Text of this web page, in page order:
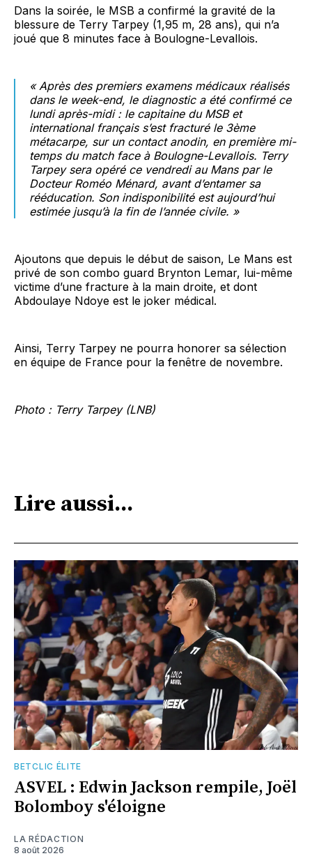
Dans la soirée, le MSB a confirmé la gravité de la
blessure de Terry Tarpey (1,95 m, 28 ans), qui n’a
joué que 8 minutes face à Boulogne-Levallois.
« Après des premiers examens médicaux réalisés
dans le week-end, le diagnostic a été confirmé ce
lundi après-midi : le capitaine du MSB et
international français s’est fracturé le 3ème
métacarpe, sur un contact anodin, en première mi-
temps du match face à Boulogne-Levallois. Terry
Tarpey sera opéré ce vendredi au Mans par le
Docteur Roméo Ménard, avant d’entamer sa
rééducation. Son indisponibilité est aujourd’hui
estimée jusqu’à la fin de l’année civile. »
Ajoutons que depuis le début de saison, Le Mans est
privé de son combo guard Brynton Lemar, lui-même
victime d’une fracture à la main droite, et dont
Abdoulaye Ndoye est le joker médical.
Ainsi, Terry Tarpey ne pourra honorer sa sélection
en équipe de France pour la fenêtre de novembre.
Photo : Terry Tarpey (LNB)
Lire aussi...
BETCLIC ÉLITE
ASVEL : Edwin Jackson rempile, Joël
Bolomboy s'éloigne
LA RÉDACTION
8 août 2026